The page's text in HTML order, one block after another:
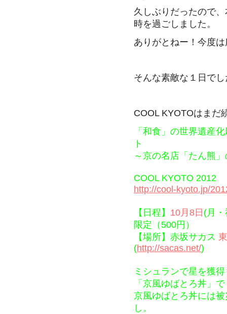
久しぶりだったので
時を過ごしました。
ありがとねー！今度
そんな素敵な１日で
COOL KYOTOはまだ
「和食」の世界遺産
ト
～京の名店「たん熊
COOL KYOTO 2012
http://cool-kyoto.jp/
【日程】 10月8日 (月
限定（500円）
【場所】赤坂サカス
(http://sacas.net/)
ミシュランで星を獲
「京風ゆばとろ丼」
京風ゆばとろ丼には
し。